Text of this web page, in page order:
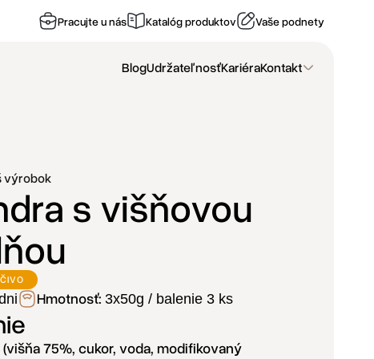
Pracujte u nás Katalóg produktov Vaše podnety
BlogUdržateľnosťKariéraKontakt
výrobok
s višňovou
Hmotnosť: 3x50g / balenie 3 ks
(višňa 75%, cukor, voda, modifikovaný